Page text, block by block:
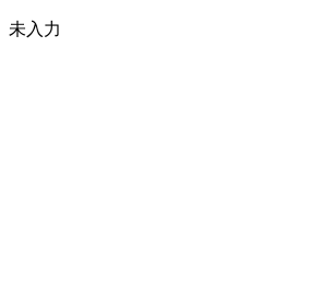
未入力